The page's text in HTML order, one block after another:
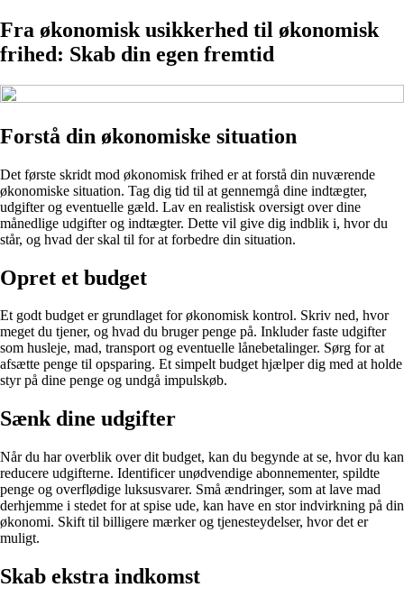
Fra økonomisk usikkerhed til økonomisk
frihed: Skab din egen fremtid
Forstå din økonomiske situation
Det første skridt mod økonomisk frihed er at forstå din nuværende
økonomiske situation. Tag dig tid til at gennemgå dine indtægter,
udgifter og eventuelle gæld. Lav en realistisk oversigt over dine
månedlige udgifter og indtægter. Dette vil give dig indblik i, hvor du
står, og hvad der skal til for at forbedre din situation.
Opret et budget
Et godt budget er grundlaget for økonomisk kontrol. Skriv ned, hvor
meget du tjener, og hvad du bruger penge på. Inkluder faste udgifter
som husleje, mad, transport og eventuelle lånebetalinger. Sørg for at
afsætte penge til opsparing. Et simpelt budget hjælper dig med at holde
styr på dine penge og undgå impulskøb.
Sænk dine udgifter
Når du har overblik over dit budget, kan du begynde at se, hvor du kan
reducere udgifterne. Identificer unødvendige abonnementer, spildte
penge og overflødige luksusvarer. Små ændringer, som at lave mad
derhjemme i stedet for at spise ude, kan have en stor indvirkning på din
økonomi. Skift til billigere mærker og tjenesteydelser, hvor det er
muligt.
Skab ekstra indkomst